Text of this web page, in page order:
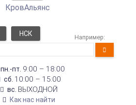
КровАльянс
НСК Например:
пн.-пт. 9:00 – 18:00
сб. 10:00 – 15:00
вс. ВЫХОДНОЙ
Как нас найти